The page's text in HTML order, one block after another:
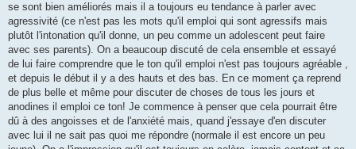
se sont bien améliorés mais il a toujours eu tendance à parler avec
agressivité (ce n'est pas les mots qu'il emploi qui sont agressifs mais
plutôt l'intonation qu'il donne, un peu comme un adolescent peut faire
avec ses parents). On a beaucoup discuté de cela ensemble et essayé
de lui faire comprendre que le ton qu'il emploi n'est pas toujours agréable ,
et depuis le début il y a des hauts et des bas. En ce moment ça reprend
de plus belle et même pour discuter de choses de tous les jours et
anodines il emploi ce ton! Je commence à penser que cela pourrait être
dû à des angoisses et de l'anxiété mais, quand j'essaye d'en discuter
avec lui il ne sait pas quoi me répondre (normale il est encore un peu